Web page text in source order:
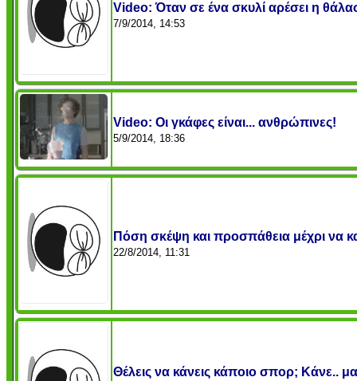
Video: Όταν σε ένα σκυλί αρέσει η
7/9/2014, 14:53
Video: Οι γκάφες είναι... ανθρώπινες!
5/9/2014, 18:36
Πόση σκέψη και προσπάθεια μέχρι να
22/8/2014, 11:31
Θέλεις να κάνεις κάποιο σπορ; Κάνε..